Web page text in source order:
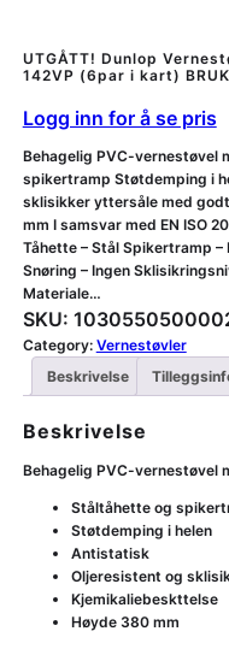
UTGÅTT! Dunlop
142VP (6par i kart)
Logg inn for å se pris
Behagelig PVC-vernestøvel
spikertramp Støtdemping i
sklisikker yttersåle med
mm I samsvar med EN ISO
Tåhette – Stål Spikertramp
Snøring – Ingen
Materiale…
SKU:
Category: Vernestøvler
Beskrivelse
Beskrivelse
Behagelig PVC-vernestøvel
Ståltåhette og
Støtdemping i helen
Antistatisk
Oljeresistent og
Kjemikaliebeskttelse
Høyde 380 mm